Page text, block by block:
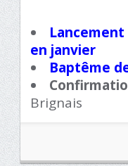
en janvier
Baptême
Brignais